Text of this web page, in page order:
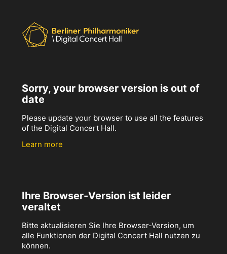
Sorry, your browser version is out of
date
Please update your browser to use all the features
of the Digital Concert Hall.
Learn more
Ihre Browser-Version ist leider
veraltet
Bitte aktualisieren Sie Ihre Browser-Version, um
alle Funktionen der Digital Concert Hall nutzen zu
können.